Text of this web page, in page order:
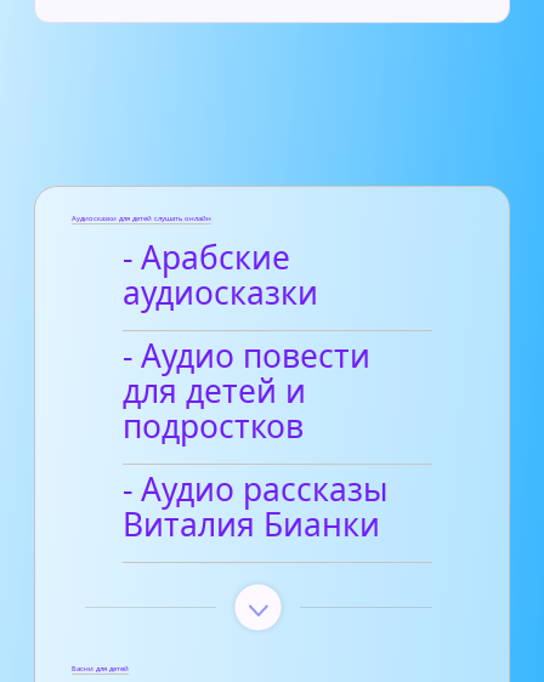
Аудиосказки для детей слушать онлайн
- Арабские
аудиосказки
- Аудио повести
для детей и
подростков
- Аудио рассказы
Виталия Бианки
Басни для детей